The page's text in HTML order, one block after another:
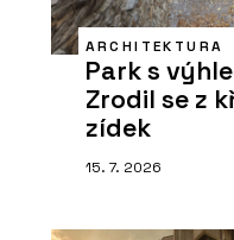
ARCHITEKTURA
Park s
Zrodil se z
zídek
15. 7. 2026